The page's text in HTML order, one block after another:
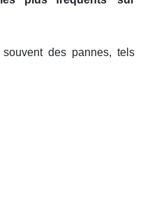
des pannes, tels